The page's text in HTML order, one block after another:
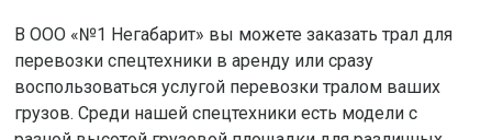
В ООО «№1 Негабарит» вы можете заказать трал для
перевозки спецтехники в аренду или сразу
воспользоваться услугой перевозки тралом ваших
грузов. Среди нашей спецтехники есть модели с